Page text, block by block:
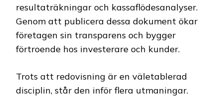
resultaträkningar och kassaflödesanalyser.
Genom att publicera dessa dokument ökar
företagen sin transparens och bygger
förtroende hos investerare och kunder.
Trots att redovisning är en väletablerad
disciplin, står den inför flera utmaningar.